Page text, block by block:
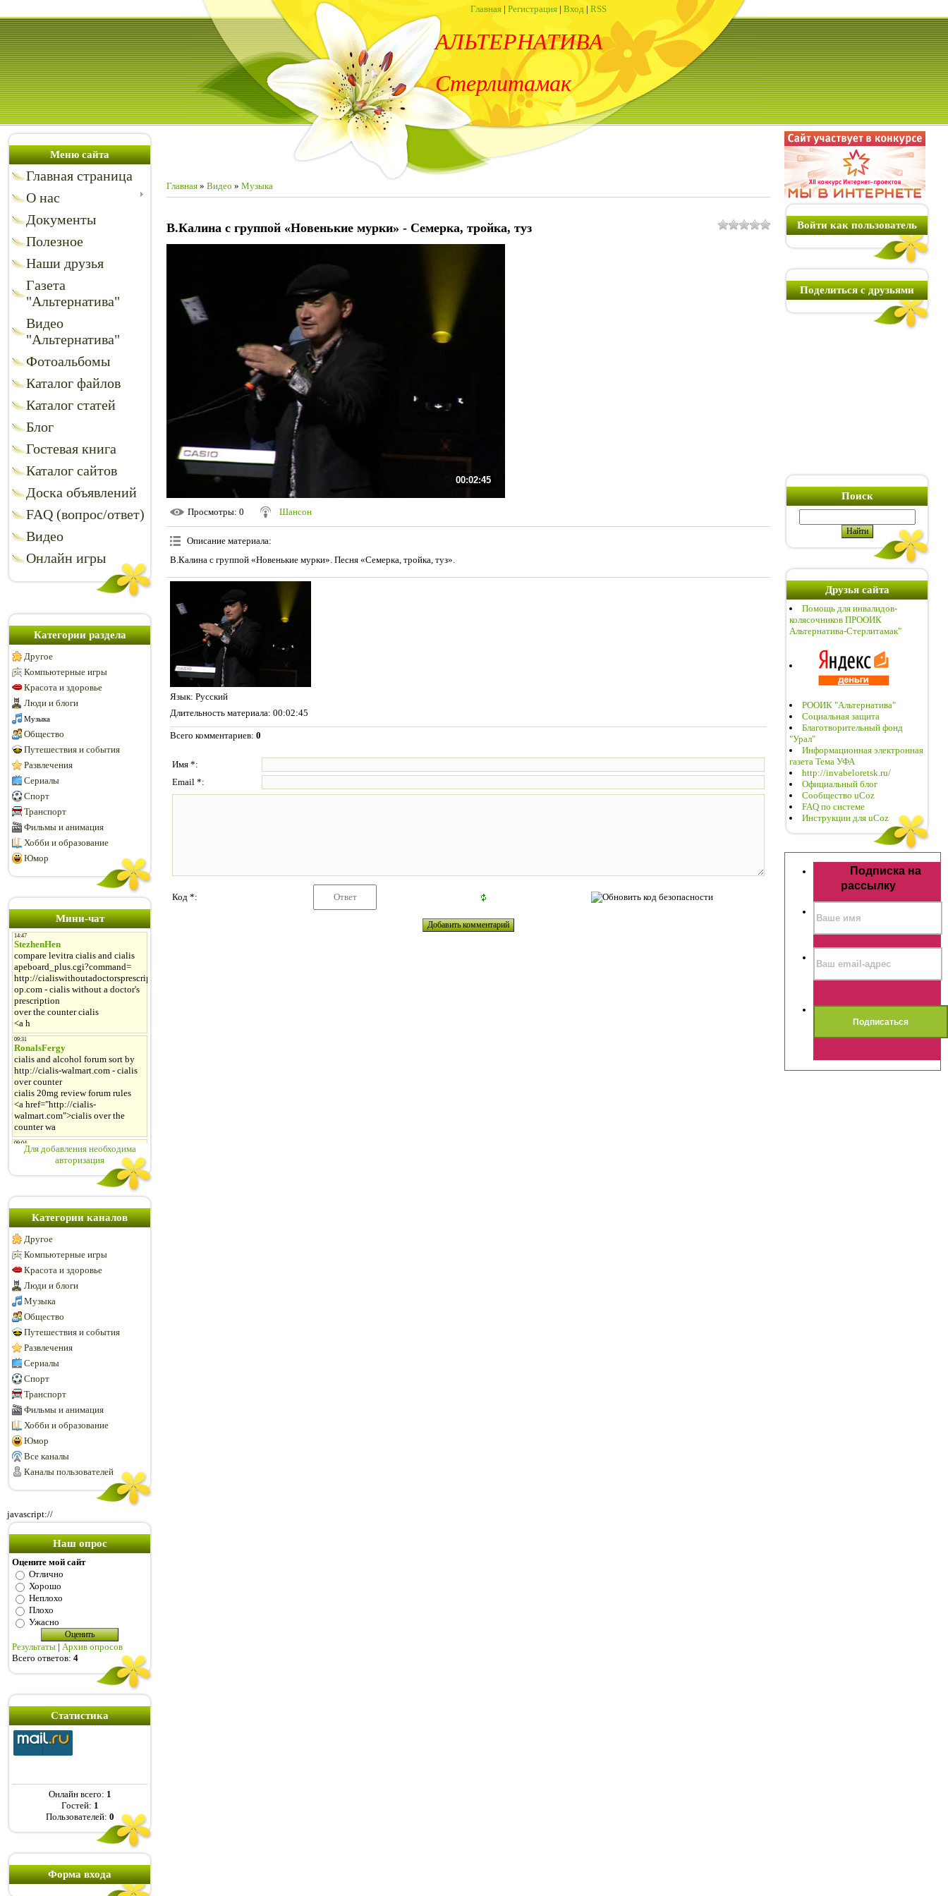
Главная | Регистрация | Вход | RSS
АЛЬТЕРНАТИВА
Стерлитамак
Меню сайта
Главная страница
О нас
Документы
Полезное
Наши друзья
Газета
"Альтернатива"
Видео
"Альтернатива"
Фотоальбомы
Каталог файлов
Каталог статей
Блог
Гостевая книга
Каталог сайтов
Доска объявлений
FAQ (вопрос/ответ)
Видео
Онлайн игры
Категории раздела
Другое
Компьютерные игры
Красота и здоровье
Люди и блоги
Музыка
Общество
Путешествия и события
Развлечения
Сериалы
Спорт
Транспорт
Фильмы и анимация
Хобби и образование
Юмор
Мини-чат
Для добавления необходима
авторизация
Категории каналов
Другое
Компьютерные игры
Красота и здоровье
Люди и блоги
Музыка
Общество
Путешествия и события
Развлечения
Сериалы
Спорт
Транспорт
Фильмы и анимация
Хобби и образование
Юмор
Все каналы
Каналы пользователей
javascript://
Наш опрос
Оцените мой сайт
Отлично
Хорошо
Неплохо
Плохо
Ужасно
Результаты | Архив опросов
Всего ответов: 4
Статистика
Онлайн всего: 1
Гостей: 1
Пользователей: 0
Форма входа
Главная » Видео » Музыка
В.Калина с группой «Новенькие мурки» - Семерка, тройка, туз
00:02:45
Просмотры: 0 Шансон
Описание материала:
В.Калина с группой «Новенькие мурки». Песня «Семерка, тройка, туз».
Язык: Русский
Длительность материала: 00:02:45
Всего комментариев: 0
Имя *:
Email *:
Код *:
Войти как пользователь
Поделиться с друзьями
Поиск
Друзья сайта
Помощь для инвалидов-
колясочников ПРООИК
Альтернатива-Стерлитамак"
РООИК "Альтернатива"
Социальная защита
Благотворительный фонд
"Урал"
Информационная электронная
газета Тема УФА
http://invabeloretsk.ru/
Официальный блог
Сообщество uCoz
FAQ по системе
Инструкции для uCoz
Подписка на
рассылку